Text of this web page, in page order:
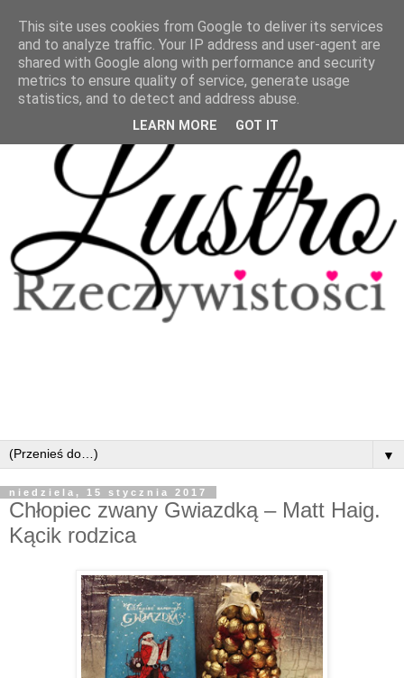
▼
niedziela, 15 stycznia 2017
Chłopiec zwany Gwiazdką – Matt Haig.
Kącik rodzica
This site uses cookies from Google to deliver its services
and to analyze traffic. Your IP address and user-agent are
shared with Google along with performance and security
metrics to ensure quality of service, generate usage
statistics, and to detect and address abuse.
LEARN MORE GOT IT